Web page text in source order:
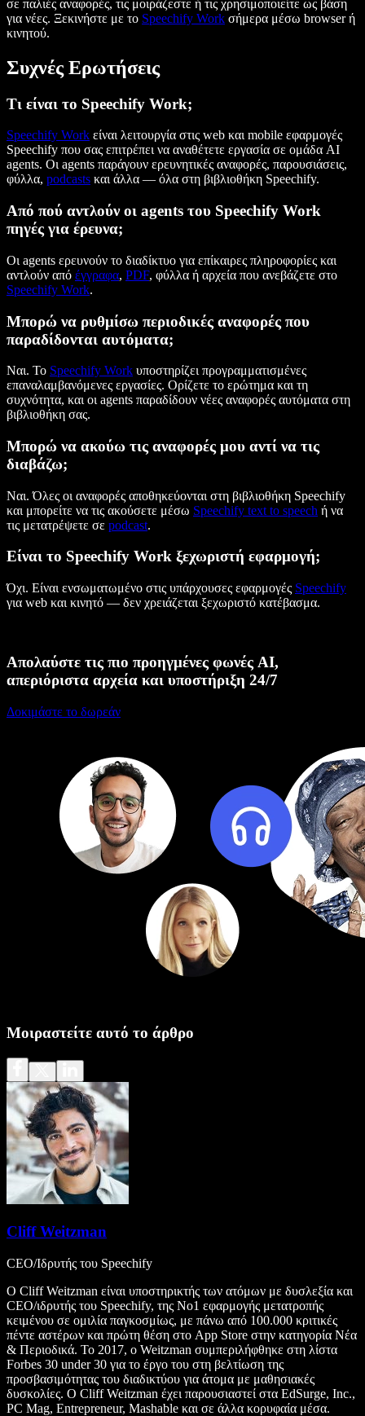
σε παλιές αναφορές, τις μοιράζεστε ή τις χρησιμοποιείτε ως βάση
για νέες. Ξεκινήστε με το Speechify Work σήμερα μέσω browser ή
κινητού.
Συχνές Ερωτήσεις
Τι είναι το Speechify Work;
Speechify Work είναι λειτουργία στις web και mobile εφαρμογές
Speechify που σας επιτρέπει να αναθέτετε εργασία σε ομάδα AI
agents. Οι agents παράγουν ερευνητικές αναφορές, παρουσιάσεις,
φύλλα, podcasts και άλλα — όλα στη βιβλιοθήκη Speechify.
Από πού αντλούν οι agents του Speechify Work
πηγές για έρευνα;
Οι agents ερευνούν το διαδίκτυο για επίκαιρες πληροφορίες και
αντλούν από έγγραφα, PDF, φύλλα ή αρχεία που ανεβάζετε στο
Speechify Work.
Μπορώ να ρυθμίσω περιοδικές αναφορές που
παραδίδονται αυτόματα;
Ναι. Το Speechify Work υποστηρίζει προγραμματισμένες
επαναλαμβανόμενες εργασίες. Ορίζετε το ερώτημα και τη
συχνότητα, και οι agents παραδίδουν νέες αναφορές αυτόματα στη
βιβλιοθήκη σας.
Μπορώ να ακούω τις αναφορές μου αντί να τις
διαβάζω;
Ναι. Όλες οι αναφορές αποθηκεύονται στη βιβλιοθήκη Speechify
και μπορείτε να τις ακούσετε μέσω Speechify text to speech ή να
τις μετατρέψετε σε podcast.
Είναι το Speechify Work ξεχωριστή εφαρμογή;
Όχι. Είναι ενσωματωμένο στις υπάρχουσες εφαρμογές Speechify
για web και κινητό — δεν χρειάζεται ξεχωριστό κατέβασμα.
Απολαύστε τις πιο προηγμένες φωνές AI,
απεριόριστα αρχεία και υποστήριξη 24/7
Δοκιμάστε το δωρεάν
Μοιραστείτε αυτό το άρθρο
Cliff Weitzman
CEO/Ιδρυτής του Speechify
Ο Cliff Weitzman είναι υποστηρικτής των ατόμων με δυσλεξία και
CEO/ιδρυτής του Speechify, της Νο1 εφαρμογής μετατροπής
κειμένου σε ομιλία παγκοσμίως, με πάνω από 100.000 κριτικές
πέντε αστέρων και πρώτη θέση στο App Store στην κατηγορία Νέα
& Περιοδικά. Το 2017, ο Weitzman συμπεριλήφθηκε στη λίστα
Forbes 30 under 30 για το έργο του στη βελτίωση της
προσβασιμότητας του διαδικτύου για άτομα με μαθησιακές
δυσκολίες. Ο Cliff Weitzman έχει παρουσιαστεί στα EdSurge, Inc.,
PC Mag, Entrepreneur, Mashable και σε άλλα κορυφαία μέσα.